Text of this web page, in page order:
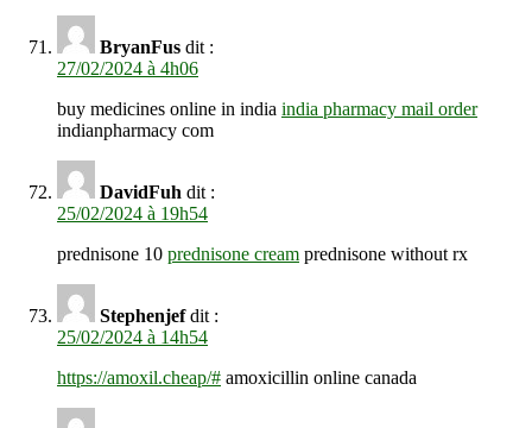
BryanFus dit :
27/02/2024 à 4h06
buy medicines online in india india pharmacy mail order
indianpharmacy com
DavidFuh dit :
25/02/2024 à 19h54
prednisone 10 prednisone cream prednisone without rx
Stephenjef dit :
25/02/2024 à 14h54
https://amoxil.cheap/# amoxicillin online canada